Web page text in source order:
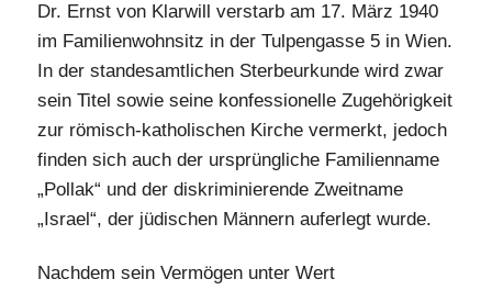
Dr. Ernst von Klarwill verstarb am 17. März 1940
im Familienwohnsitz in der Tulpengasse 5 in Wien.
In der standesamtlichen Sterbeurkunde wird zwar
sein Titel sowie seine konfessionelle Zugehörigkeit
zur römisch-katholischen Kirche vermerkt, jedoch
finden sich auch der ursprüngliche Familienname
„Pollak“ und der diskriminierende Zweitname
„Israel“, der jüdischen Männern auferlegt wurde.
Nachdem sein Vermögen unter Wert